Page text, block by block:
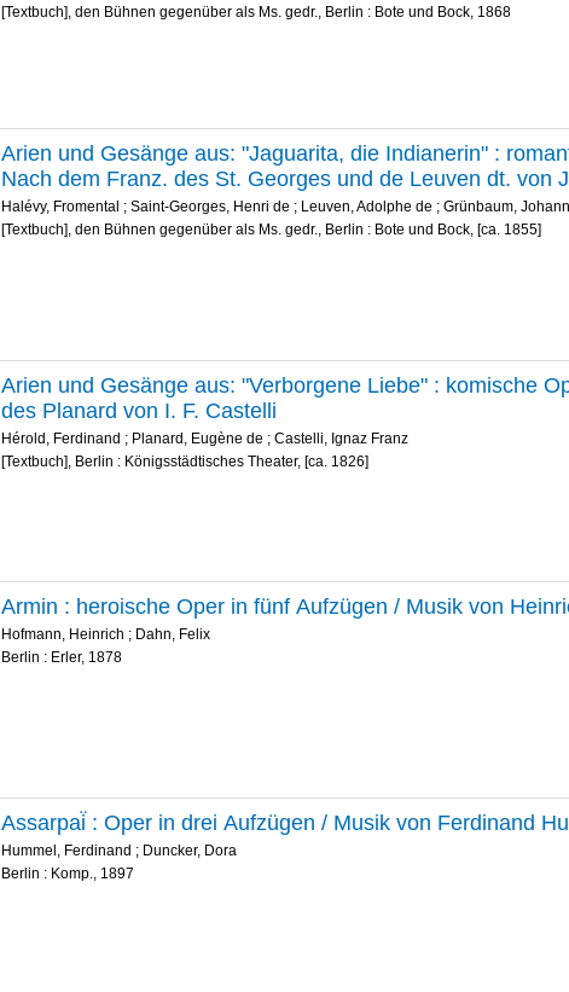
[Textbuch], den Bühnen gegenüber als Ms. gedr., Berlin : Bote und Bock, 1868
Arien und Gesänge aus: "Jaguarita, die Indianerin" :
Nach dem Franz. des St. Georges und de Leuven dt. von
Halévy, Fromental ; Saint-Georges, Henri de ; Leuven, Adolphe de ; Grünbaum,
[Textbuch], den Bühnen gegenüber als Ms. gedr., Berlin : Bote und Bock, [ca. 1855]
Arien und Gesänge aus: "Verborgene Liebe" : komische
des Planard von I. F. Castelli
Hérold, Ferdinand ; Planard, Eugène de ; Castelli, Ignaz Franz
[Textbuch], Berlin : Königsstädtisches Theater, [ca. 1826]
Armin : heroische Oper in fünf Aufzügen / Musik von
Hofmann, Heinrich ; Dahn, Felix
Berlin : Erler, 1878
Assarpai͏̈ : Oper in drei Aufzügen / Musik von Ferdinand
Hummel, Ferdinand ; Duncker, Dora
Berlin : Komp., 1897